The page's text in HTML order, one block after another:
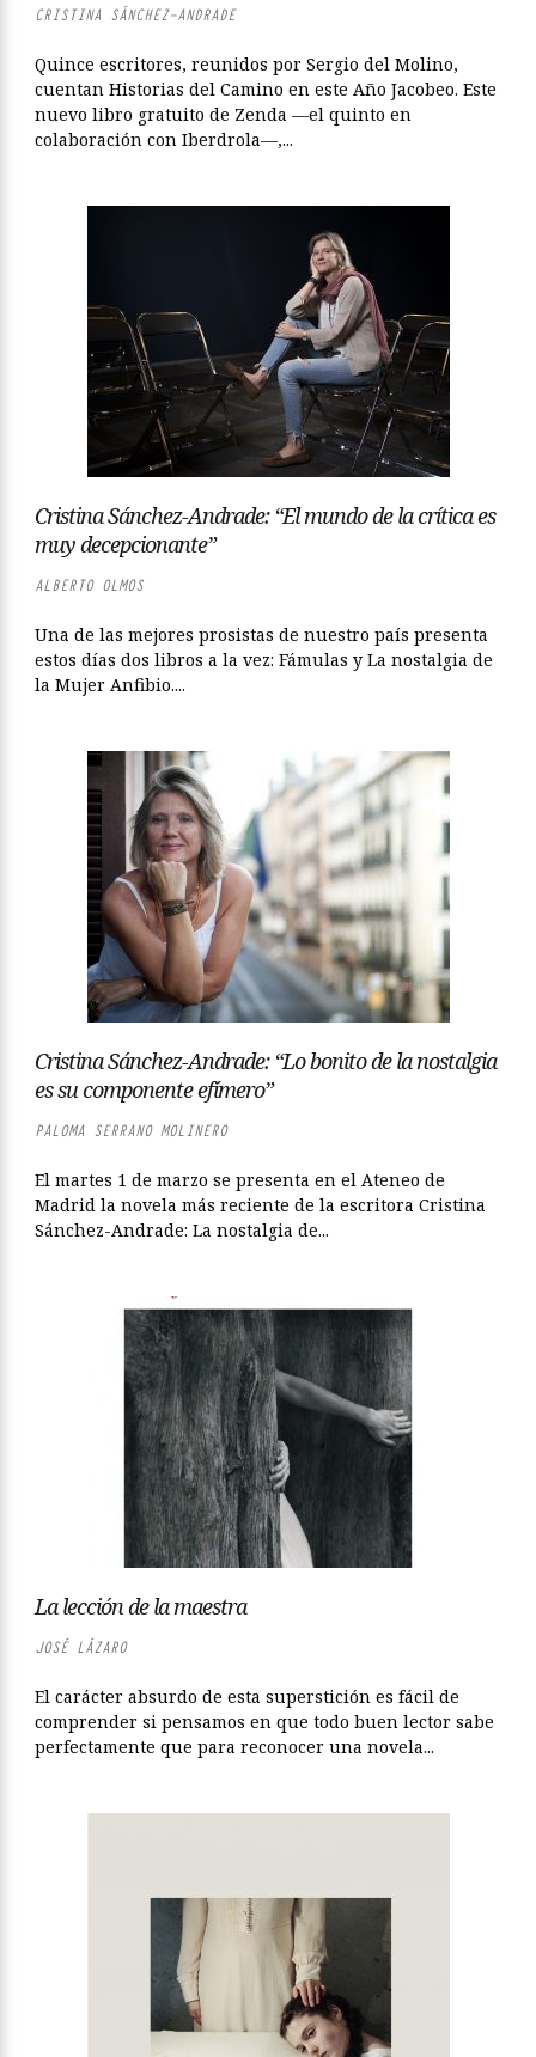
CRISTINA SÁNCHEZ-ANDRADE
Quince escritores, reunidos por Sergio del Molino,
cuentan Historias del Camino en este Año Jacobeo. Este
nuevo libro gratuito de Zenda —el quinto en
colaboración con Iberdrola—,...
Cristina Sánchez-Andrade: “El mundo de la crítica es
muy decepcionante”
ALBERTO OLMOS
Una de las mejores prosistas de nuestro país presenta
estos días dos libros a la vez: Fámulas y La nostalgia de
la Mujer Anfibio....
Cristina Sánchez-Andrade: “Lo bonito de la nostalgia
es su componente efímero”
PALOMA SERRANO MOLINERO
El martes 1 de marzo se presenta en el Ateneo de
Madrid la novela más reciente de la escritora Cristina
Sánchez-Andrade: La nostalgia de...
La lección de la maestra
JOSÉ LÁZARO
El carácter absurdo de esta superstición es fácil de
comprender si pensamos en que todo buen lector sabe
perfectamente que para reconocer una novela...